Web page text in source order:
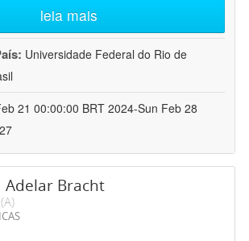
leia mais
Universidade Federal do Rio de
21 00:00:00 BRT 2024-Sun Feb 28
Adelar Bracht